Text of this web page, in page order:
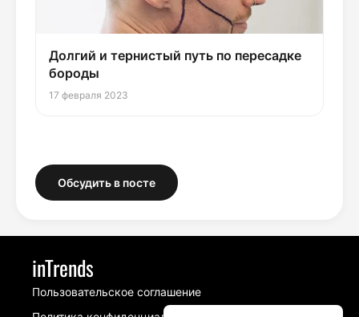
Долгий и тернистый путь по пересадке
бороды
17 февраля 2023
Обсудить в посте
inTrends
Пользовательское соглашение